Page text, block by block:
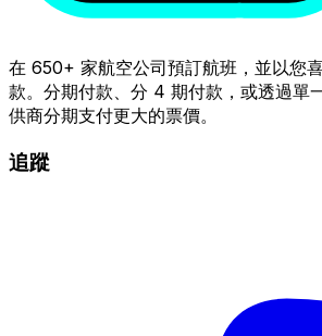
在 650+ 家航空公司預訂航班，並以您
款。分期付款、分 4 期付款，或透過單
供商分期支付更大的票價。
追蹤